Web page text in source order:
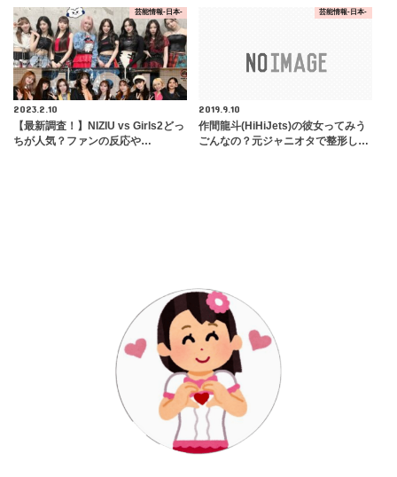
芸能情報-日本-
2023.2.10
【最新調査！】NIZIU vs Girls2どっ
ちが人気？ファンの反応や…
芸能情報-日本-
2019.9.10
作間龍斗(HiHiJets)の彼女ってみう
ごんなの？元ジャニオタで整形し…